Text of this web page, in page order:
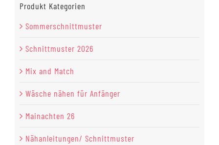
Produkt Kategorien
Sommerschnittmuster
Schnittmuster 2026
Mix and Match
Wäsche nähen für Anfänger
Mainachten 26
Nähanleitungen/ Schnittmuster